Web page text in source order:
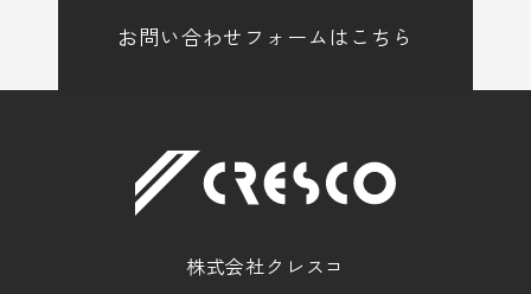
お問い合わせフォームはこちら
株式会社クレスコ